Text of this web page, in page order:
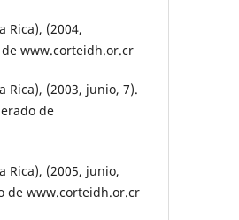
Rica), (2004,
www.corteidh.or.cr
Rica), (2003, junio, 7).
de
Rica), (2005, junio,
de www.corteidh.or.cr